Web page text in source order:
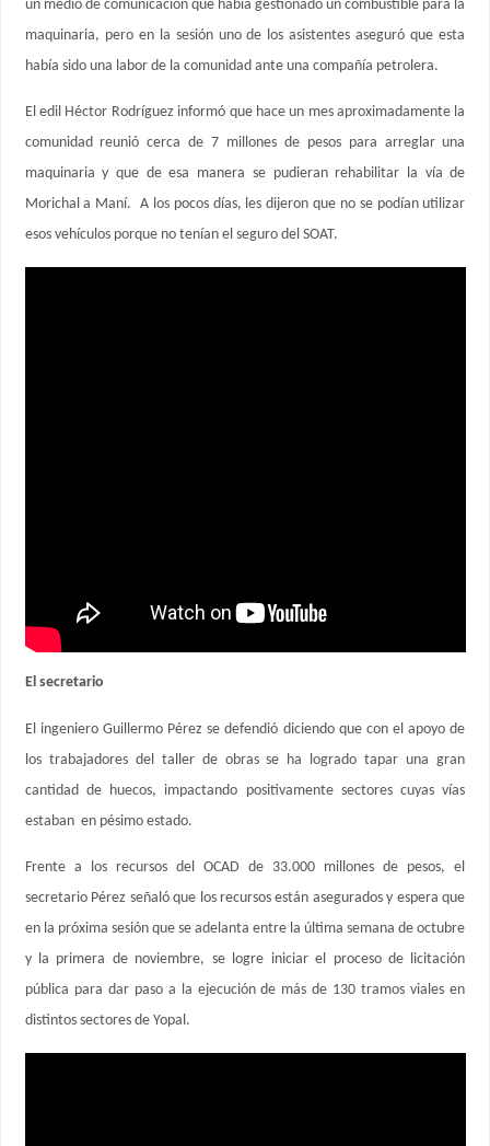
un medio de comunicación que había gestionado un combustible para la
maquinaria, pero en la sesión uno de los asistentes aseguró que esta
había sido una labor de la comunidad ante una compañía petrolera.
El edil Héctor Rodríguez informó que hace un mes aproximadamente la
comunidad reunió cerca de 7 millones de pesos para arreglar una
maquinaria y que de esa manera se pudieran rehabilitar la vía de
Morichal a Maní. A los pocos días, les dijeron que no se podían utilizar
esos vehículos porque no tenían el seguro del SOAT.
El secretario
El ingeniero Guillermo Pérez se defendió diciendo que con el apoyo de
los trabajadores del taller de obras se ha logrado tapar una gran
cantidad de huecos, impactando positivamente sectores cuyas vías
estaban en pésimo estado.
Frente a los recursos del OCAD de 33.000 millones de pesos, el
secretario Pérez señaló que los recursos están asegurados y espera que
en la próxima sesión que se adelanta entre la última semana de octubre
y la primera de noviembre, se logre iniciar el proceso de licitación
pública para dar paso a la ejecución de más de 130 tramos viales en
distintos sectores de Yopal.